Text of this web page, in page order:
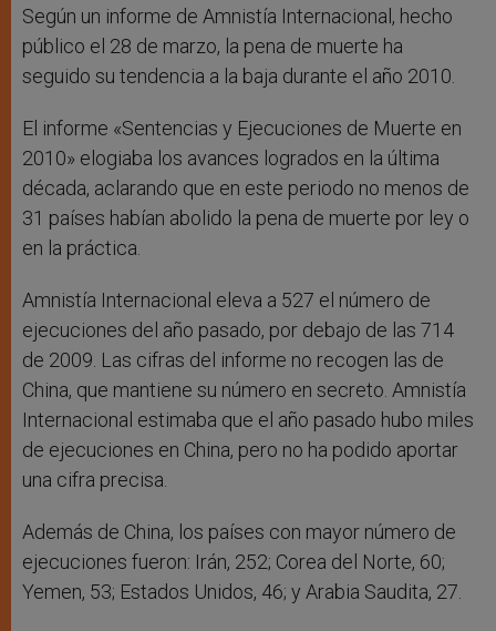
Según un informe de Amnistía Internacional, hecho
público el 28 de marzo, la pena de muerte ha
seguido su tendencia a la baja durante el año 2010.
El informe «Sentencias y Ejecuciones de Muerte en
2010» elogiaba los avances logrados en la última
década, aclarando que en este periodo no menos de
31 países habían abolido la pena de muerte por ley o
en la práctica.
Amnistía Internacional eleva a 527 el número de
ejecuciones del año pasado, por debajo de las 714
de 2009. Las cifras del informe no recogen las de
China, que mantiene su número en secreto. Amnistía
Internacional estimaba que el año pasado hubo miles
de ejecuciones en China, pero no ha podido aportar
una cifra precisa.
Además de China, los países con mayor número de
ejecuciones fueron: Irán, 252; Corea del Norte, 60;
Yemen, 53; Estados Unidos, 46; y Arabia Saudita, 27.